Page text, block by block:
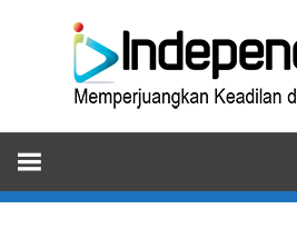
Memperjuangkan
Keadilan
dan